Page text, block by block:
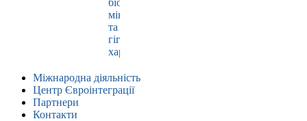
біохімії,
мікробіології
та
гігієни
харчування
Міжнародна діяльність
Центр Євроінтеграції
Партнери
Контакти